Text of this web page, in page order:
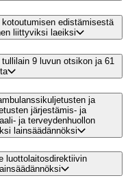
edistämisestä
liittyviksi laeiksi
9 luvun otsikon ja 61
ja
järjestämis- ja
ja terveydenhuollon
lainsäädännöksi
luottolaitosdirektiivin